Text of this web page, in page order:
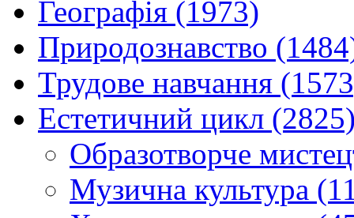
Географія (1973)
Природознавство
Трудове навчання
Естетичний цикл
Образотворче
Музична культура